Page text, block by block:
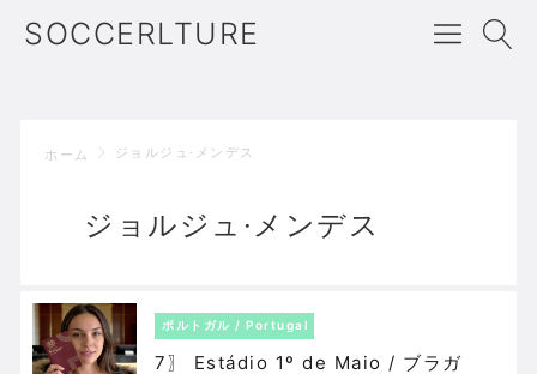
SOCCERLTURE
ホーム ジョルジュ·メンデス
ジョルジュ·メンデス
ポルトガル / Portugal
7〗 Estádio 1º de Maio / ブラガ